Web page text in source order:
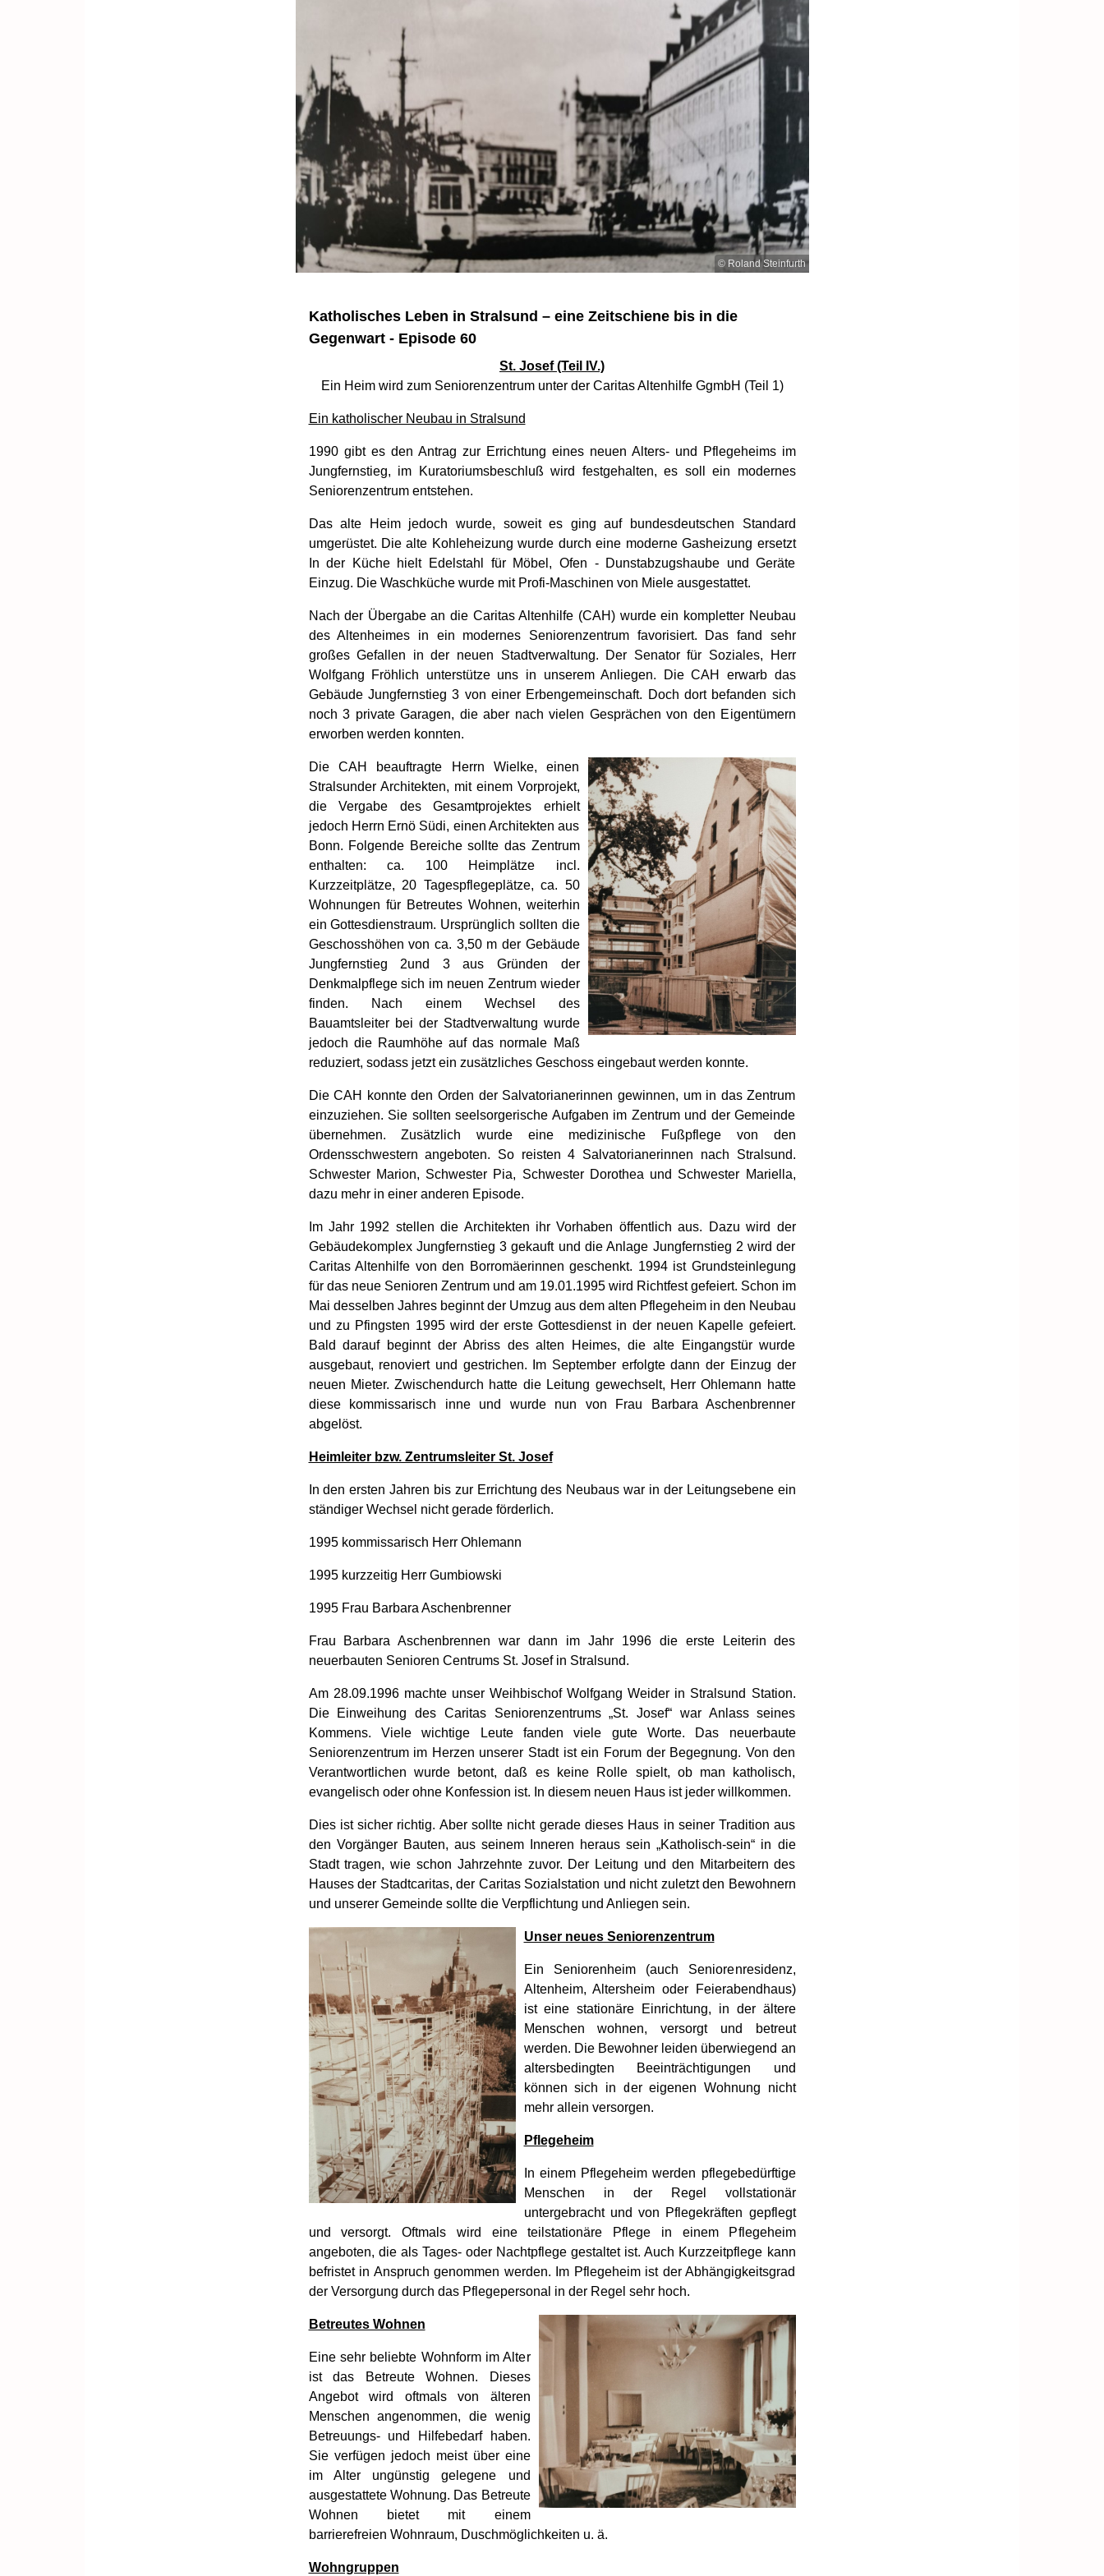
© Roland Steinfurth
Katholisches Leben in Stralsund – eine Zeitschiene bis in die
Gegenwart - Episode 60
St. Josef (Teil IV.)
Ein Heim wird zum Seniorenzentrum unter der Caritas Altenhilfe GgmbH (Teil 1)
Ein katholischer Neubau in Stralsund
1990 gibt es den Antrag zur Errichtung eines neuen Alters- und Pflegeheims im
Jungfernstieg, im Kuratoriumsbeschluß wird festgehalten, es soll ein modernes
Seniorenzentrum entstehen.
Das alte Heim jedoch wurde, soweit es ging auf bundesdeutschen Standard
umgerüstet. Die alte Kohleheizung wurde durch eine moderne Gasheizung ersetzt
In der Küche hielt Edelstahl für Möbel, Ofen - Dunstabzugshaube und Geräte
Einzug. Die Waschküche wurde mit Profi-Maschinen von Miele ausgestattet.
Nach der Übergabe an die Caritas Altenhilfe (CAH) wurde ein kompletter Neubau
des Altenheimes in ein modernes Seniorenzentrum favorisiert. Das fand sehr
großes Gefallen in der neuen Stadtverwaltung. Der Senator für Soziales, Herr
Wolfgang Fröhlich unterstütze uns in unserem Anliegen. Die CAH erwarb das
Gebäude Jungfernstieg 3 von einer Erbengemeinschaft. Doch dort befanden sich
noch 3 private Garagen, die aber nach vielen Gesprächen von den Eigentümern
erworben werden konnten.
Die CAH beauftragte Herrn Wielke, einen
Stralsunder Architekten, mit einem Vorprojekt,
die Vergabe des Gesamtprojektes erhielt
jedoch Herrn Ernö Südi, einen Architekten aus
Bonn. Folgende Bereiche sollte das Zentrum
enthalten: ca. 100 Heimplätze incl.
Kurzzeitplätze, 20 Tagespflegeplätze, ca. 50
Wohnungen für Betreutes Wohnen, weiterhin
ein Gottesdienstraum. Ursprünglich sollten die
Geschosshöhen von ca. 3,50 m der Gebäude
Jungfernstieg 2und 3 aus Gründen der
Denkmalpflege sich im neuen Zentrum wieder
finden. Nach einem Wechsel des
Bauamtsleiter bei der Stadtverwaltung wurde
jedoch die Raumhöhe auf das normale Maß
reduziert, sodass jetzt ein zusätzliches Geschoss eingebaut werden konnte.
Die CAH konnte den Orden der Salvatorianerinnen gewinnen, um in das Zentrum
einzuziehen. Sie sollten seelsorgerische Aufgaben im Zentrum und der Gemeinde
übernehmen. Zusätzlich wurde eine medizinische Fußpflege von den
Ordensschwestern angeboten. So reisten 4 Salvatorianerinnen nach Stralsund.
Schwester Marion, Schwester Pia, Schwester Dorothea und Schwester Mariella,
dazu mehr in einer anderen Episode.
Im Jahr 1992 stellen die Architekten ihr Vorhaben öffentlich aus. Dazu wird der
Gebäudekomplex Jungfernstieg 3 gekauft und die Anlage Jungfernstieg 2 wird der
Caritas Altenhilfe von den Borromäerinnen geschenkt. 1994 ist Grundsteinlegung
für das neue Senioren Zentrum und am 19.01.1995 wird Richtfest gefeiert. Schon im
Mai desselben Jahres beginnt der Umzug aus dem alten Pflegeheim in den Neubau
und zu Pfingsten 1995 wird der erste Gottesdienst in der neuen Kapelle gefeiert.
Bald darauf beginnt der Abriss des alten Heimes, die alte Eingangstür wurde
ausgebaut, renoviert und gestrichen. Im September erfolgte dann der Einzug der
neuen Mieter. Zwischendurch hatte die Leitung gewechselt, Herr Ohlemann hatte
diese kommissarisch inne und wurde nun von Frau Barbara Aschenbrenner
abgelöst.
Heimleiter bzw. Zentrumsleiter St. Josef
In den ersten Jahren bis zur Errichtung des Neubaus war in der Leitungsebene ein
ständiger Wechsel nicht gerade förderlich.
1995 kommissarisch Herr Ohlemann
1995 kurzzeitig Herr Gumbiowski
1995 Frau Barbara Aschenbrenner
Frau Barbara Aschenbrennen war dann im Jahr 1996 die erste Leiterin des
neuerbauten Senioren Centrums St. Josef in Stralsund.
Am 28.09.1996 machte unser Weihbischof Wolfgang Weider in Stralsund Station.
Die Einweihung des Caritas Seniorenzentrums „St. Josef“ war Anlass seines
Kommens. Viele wichtige Leute fanden viele gute Worte. Das neuerbaute
Seniorenzentrum im Herzen unserer Stadt ist ein Forum der Begegnung. Von den
Verantwortlichen wurde betont, daß es keine Rolle spielt, ob man katholisch,
evangelisch oder ohne Konfession ist. In diesem neuen Haus ist jeder willkommen.
Dies ist sicher richtig. Aber sollte nicht gerade dieses Haus in seiner Tradition aus
den Vorgänger Bauten, aus seinem Inneren heraus sein „Katholisch-sein“ in die
Stadt tragen, wie schon Jahrzehnte zuvor. Der Leitung und den Mitarbeitern des
Hauses der Stadtcaritas, der Caritas Sozialstation und nicht zuletzt den Bewohnern
und unserer Gemeinde sollte die Verpflichtung und Anliegen sein.
Unser neues Seniorenzentrum
Ein Seniorenheim (auch Seniorenresidenz,
Altenheim, Altersheim oder Feierabendhaus)
ist eine stationäre Einrichtung, in der ältere
Menschen wohnen, versorgt und betreut
werden. Die Bewohner leiden überwiegend an
altersbedingten Beeinträchtigungen und
können sich in der eigenen Wohnung nicht
mehr allein versorgen.
Pflegeheim
In einem Pflegeheim werden pflegebedürftige
Menschen in der Regel vollstationär
untergebracht und von Pflegekräften gepflegt
und versorgt. Oftmals wird eine teilstationäre Pflege in einem Pflegeheim
angeboten, die als Tages- oder Nachtpflege gestaltet ist. Auch Kurzzeitpflege kann
befristet in Anspruch genommen werden. Im Pflegeheim ist der Abhängigkeitsgrad
der Versorgung durch das Pflegepersonal in der Regel sehr hoch.
Betreutes Wohnen
Eine sehr beliebte Wohnform im Alter
ist das Betreute Wohnen. Dieses
Angebot wird oftmals von älteren
Menschen angenommen, die wenig
Betreuungs- und Hilfebedarf haben.
Sie verfügen jedoch meist über eine
im Alter ungünstig gelegene und
ausgestattete Wohnung. Das Betreute
Wohnen bietet mit einem
barrierefreien Wohnraum, Duschmöglichkeiten u. ä.
Wohngruppen